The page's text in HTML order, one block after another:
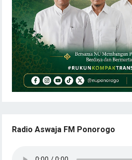
Radio Aswaja FM Ponorogo